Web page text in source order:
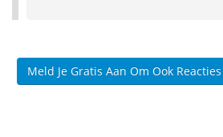
Meld Je Gratis Aan Om Ook